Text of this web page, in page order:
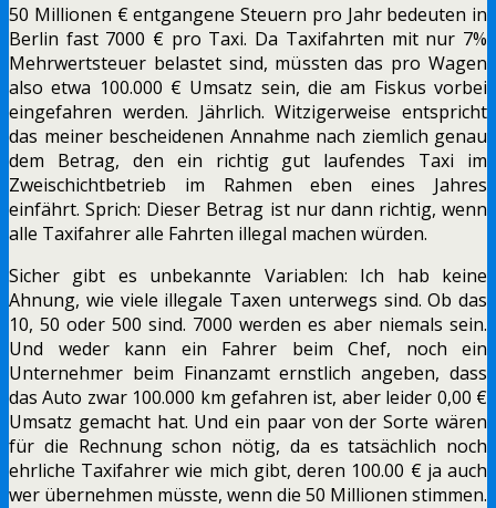
50 Millionen € entgangene Steuern pro Jahr bedeuten in
Berlin fast 7000 € pro Taxi. Da Taxifahrten mit nur 7%
Mehrwertsteuer belastet sind, müssten das pro Wagen
also etwa 100.000 € Umsatz sein, die am Fiskus vorbei
eingefahren werden. Jährlich. Witzigerweise entspricht
das meiner bescheidenen Annahme nach ziemlich genau
dem Betrag, den ein richtig gut laufendes Taxi im
Zweischichtbetrieb im Rahmen eben eines Jahres
einfährt. Sprich: Dieser Betrag ist nur dann richtig, wenn
alle Taxifahrer alle Fahrten illegal machen würden.
Sicher gibt es unbekannte Variablen: Ich hab keine
Ahnung, wie viele illegale Taxen unterwegs sind. Ob das
10, 50 oder 500 sind. 7000 werden es aber niemals sein.
Und weder kann ein Fahrer beim Chef, noch ein
Unternehmer beim Finanzamt ernstlich angeben, dass
das Auto zwar 100.000 km gefahren ist, aber leider 0,00 €
Umsatz gemacht hat. Und ein paar von der Sorte wären
für die Rechnung schon nötig, da es tatsächlich noch
ehrliche Taxifahrer wie mich gibt, deren 100.00 € ja auch
wer übernehmen müsste, wenn die 50 Millionen stimmen.